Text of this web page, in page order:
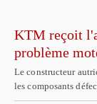
KTM reçoit
problème
Le constructeur
les composants